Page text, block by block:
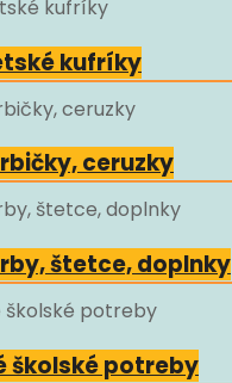
kufríky
kufríky
ceruzky
ceruzky
štetce, doplnky
štetce, doplnky
školské potreby
školské potreby